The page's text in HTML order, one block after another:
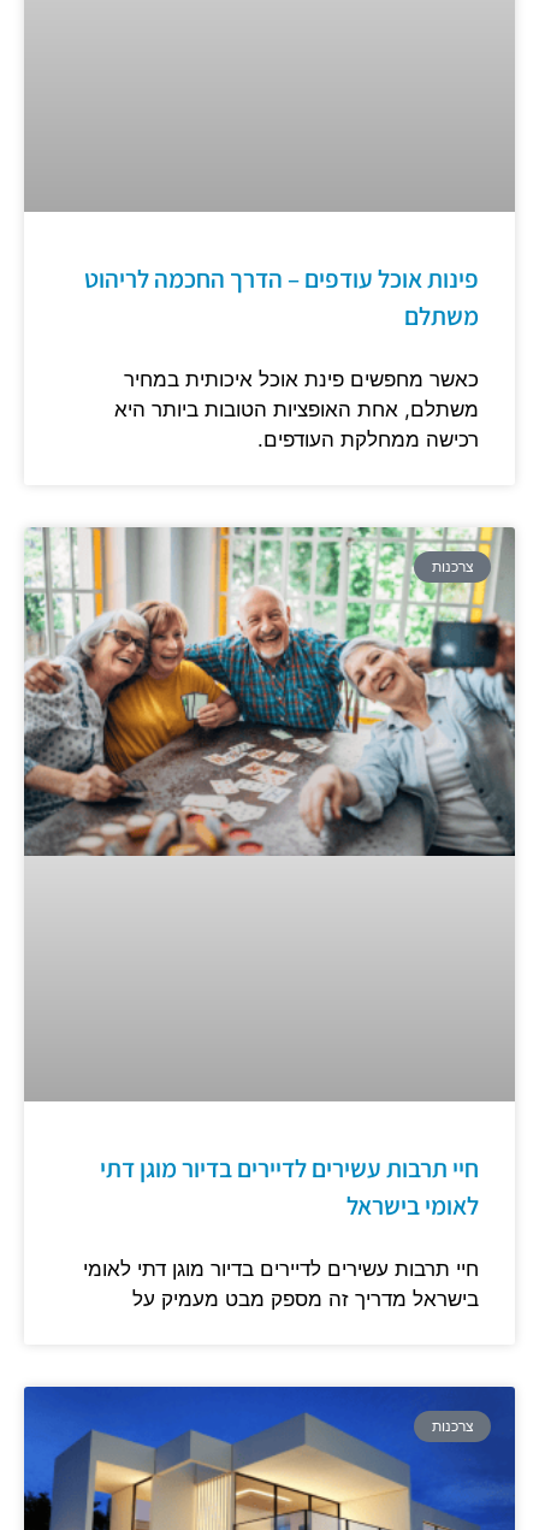
פינות אוכל עודפים – הדרך החכמה לריהוט
משתלם
כאשר מחפשים פינת אוכל איכותית במחיר
משתלם, אחת האופציות הטובות ביותר היא
רכישה ממחלקת העודפים.
צרכנות
חיי תרבות עשירים לדיירים בדיור מוגן דתי
לאומי בישראל
חיי תרבות עשירים לדיירים בדיור מוגן דתי לאומי
בישראל מדריך זה מספק מבט מעמיק על
צרכנות